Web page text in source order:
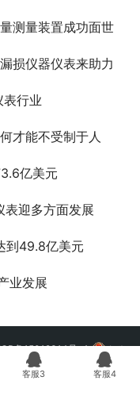
测量装置成功面世
损仪器仪表来助力
行业
才能不受制于人
亿美元
表迎多方面发展
到49.8亿美元
业发展
备15012314号-4
粤公
号
客服3 客服4